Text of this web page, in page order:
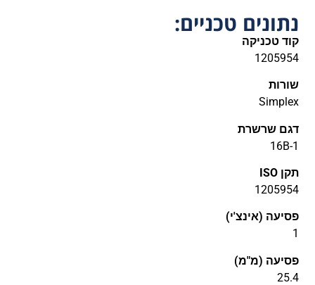
נתונים טכניים:
קוד טכניקה
1205954
שורות
Simplex
דגם שרשרת
16B-1
תקן ISO
1205954
פסיעה (אינצ'י)
1
פסיעה (מ"מ)
25.4